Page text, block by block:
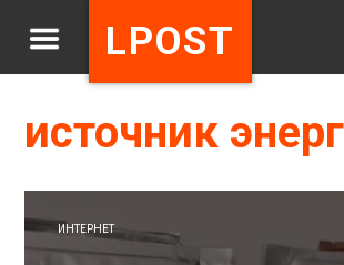
LPOST
источник
ИНТЕРНЕТ